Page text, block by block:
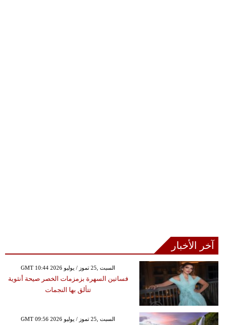
آخر الأخبار
GMT 10:44 2026 السبت ,25 تموز / يوليو
فساتين السهرة بزمزمات الخصر صيحة أنثوية
تتألق بها النجمات
GMT 09:56 2026 السبت ,25 تموز / يوليو